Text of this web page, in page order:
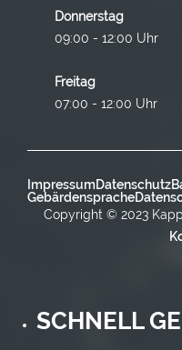
Donnerstag
09:00 - 12:00 Uhr
Freitag
07:00 -
ImpressumDatenschutz
Gebärdensprache
Copyright © 2023
SCHNELL